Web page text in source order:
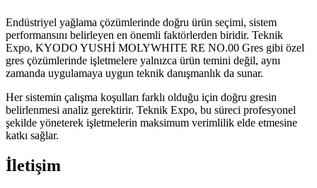
Endüstriyel yağlama çözümlerinde doğru ürün seçimi, sistem
performansını belirleyen en önemli faktörlerden biridir. Teknik
Expo, KYODO YUSHİ MOLYWHITE RE NO.00 Gres gibi özel
gres çözümlerinde işletmelere yalnızca ürün temini değil, aynı
zamanda uygulamaya uygun teknik danışmanlık da sunar.
Her sistemin çalışma koşulları farklı olduğu için doğru gresin
belirlenmesi analiz gerektirir. Teknik Expo, bu süreci profesyonel
şekilde yöneterek işletmelerin maksimum verimlilik elde etmesine
katkı sağlar.
İletişim